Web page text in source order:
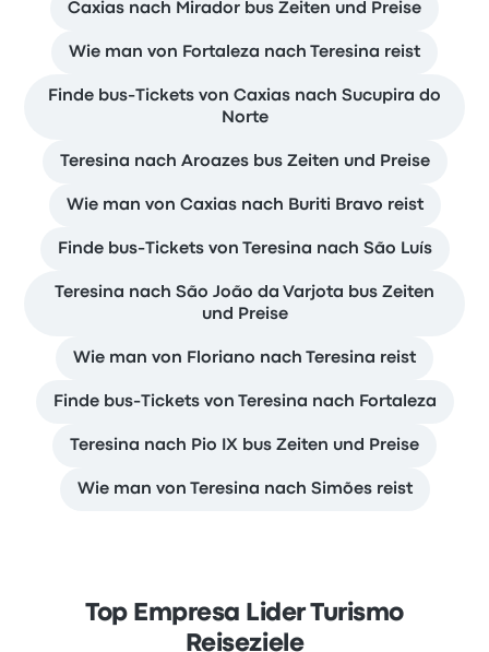
Caxias nach Mirador bus Zeiten und Preise
Wie man von Fortaleza nach Teresina reist
Finde bus-Tickets von Caxias nach Sucupira do
Norte
Teresina nach Aroazes bus Zeiten und Preise
Wie man von Caxias nach Buriti Bravo reist
Finde bus-Tickets von Teresina nach São Luís
Teresina nach São João da Varjota bus Zeiten
und Preise
Wie man von Floriano nach Teresina reist
Finde bus-Tickets von Teresina nach Fortaleza
Teresina nach Pio IX bus Zeiten und Preise
Wie man von Teresina nach Simões reist
Top Empresa Lider Turismo
Reiseziele